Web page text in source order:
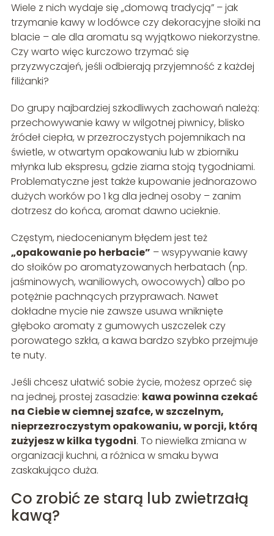
Wiele z nich wydaje się „domową tradycją” – jak
trzymanie kawy w lodówce czy dekoracyjne słoiki na
blacie – ale dla aromatu są wyjątkowo niekorzystne.
Czy warto więc kurczowo trzymać się
przyzwyczajeń, jeśli odbierają przyjemność z każdej
filiżanki?
Do grupy najbardziej szkodliwych zachowań należą:
przechowywanie kawy w wilgotnej piwnicy, blisko
źródeł ciepła, w przezroczystych pojemnikach na
świetle, w otwartym opakowaniu lub w zbiorniku
młynka lub ekspresu, gdzie ziarna stoją tygodniami.
Problematyczne jest także kupowanie jednorazowo
dużych worków po 1 kg dla jednej osoby – zanim
dotrzesz do końca, aromat dawno ucieknie.
Częstym, niedocenianym błędem jest też
„opakowanie po herbacie” – wsypywanie kawy
do słoików po aromatyzowanych herbatach (np.
jaśminowych, waniliowych, owocowych) albo po
potężnie pachnących przyprawach. Nawet
dokładne mycie nie zawsze usuwa wniknięte
głęboko aromaty z gumowych uszczelek czy
porowatego szkła, a kawa bardzo szybko przejmuje
te nuty.
Jeśli chcesz ułatwić sobie życie, możesz oprzeć się
na jednej, prostej zasadzie: kawa powinna czekać
na Ciebie w ciemnej szafce, w szczelnym,
nieprzezroczystym opakowaniu, w porcji, którą
zużyjesz w kilka tygodni. To niewielka zmiana w
organizacji kuchni, a różnica w smaku bywa
zaskakująco duża.
Co zrobić ze starą lub zwietrzałą
kawą?